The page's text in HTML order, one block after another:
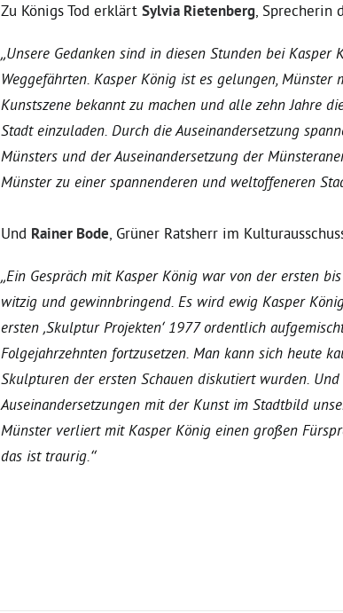
Zu Königs Tod erklärt Sylvia Rietenberg , Sprecherin
„Unsere Gedanken sind in diesen Stunden bei Kasper
Weggefährten. Kasper König ist es gelungen,
Kunstszene bekannt zu machen und alle zehn Jahre
Stadt einzuladen. Durch die Auseinandersetzung
Münsters und der Auseinandersetzung der
Münster zu einer spannenderen und weltoffeneren
Und Rainer Bode , Grüner Ratsherr im
„Ein Gespräch mit Kasper König war von der ersten
witzig und gewinnbringend. Es wird ewig Kasper
ersten ‚Skulptur Projekten‘ 1977 ordentlich
Folgejahrzehnten fortzusetzen. Man kann sich heute
Skulpturen der ersten Schauen diskutiert wurden.
Auseinandersetzungen mit der Kunst im Stadtbild
Münster verliert mit Kasper König einen großen
das ist traurig.“